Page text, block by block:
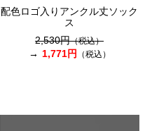
配色ロゴ入りアンクル丈ソック
ス
2,530円（税込）
1,771円 （税込）